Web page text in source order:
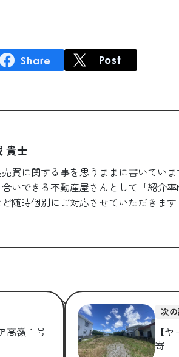
貴士
買に関する事を思うままに書いていま
いできる不動産屋さんとして「紹介率
随時個別にご対応させていただきま
高嶺１号
次
【
寄